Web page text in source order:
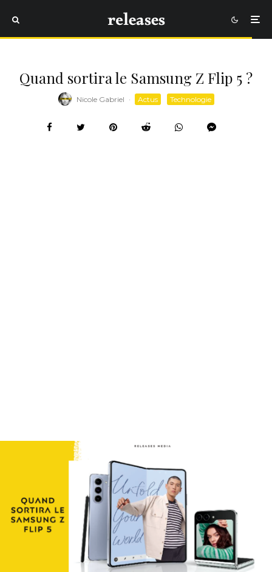
Quand sortira le Samsung Z Flip 5 ?
Nicole Gabriel · Actus Technologie